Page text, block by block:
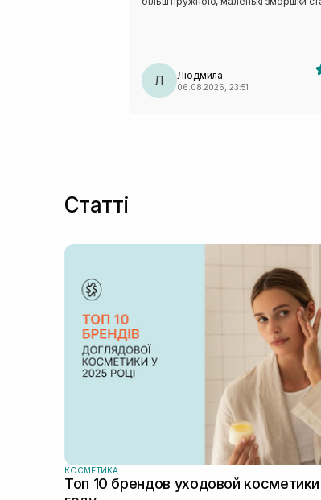
сировотка вартує своїх грошей і
Л Людмила
06.08.2026, 23:51
Статті
КОСМЕТИКА
Топ 10 брендов уходовой